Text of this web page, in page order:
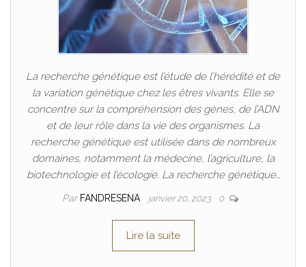
La recherche génétique est l’étude de l’hérédité et de
la variation génétique chez les êtres vivants. Elle se
concentre sur la compréhension des gènes, de l’ADN
et de leur rôle dans la vie des organismes. La
recherche génétique est utilisée dans de nombreux
domaines, notamment la médecine, l’agriculture, la
biotechnologie et l’écologie. La recherche génétique…
Par FANDRESENA janvier 20, 2023 0
Lire la suite